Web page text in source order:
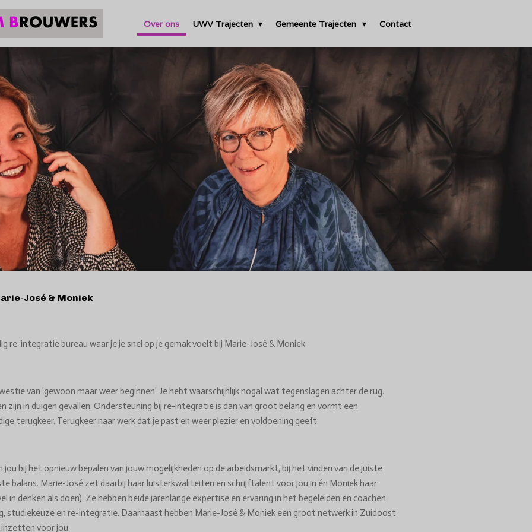
Over ons UWV Trajecten Gemeente Trajecten Contact
José & Moniek
re-integratie bureau waar je je snel op je gemak voelt bij Marie-José & Moniek.
van 'gewoon maar weer beginnen'. Je hebt waarschijnlijknogal wat tegenslagen achter de rug.
zijn in duigen gevallen. Ondersteuning bij re-integratieis dan van groot belang en vormt een
terugkeer. Terugkeer naar werk dat je past en weer plezier en voldoening geeft.
jou bij het opnieuw bepalen van jouw mogelijkheden op de arbeidsmarkt, bij het vinden van de juiste
balans. Marie-José zet daarbij haar luisterkwaliteiten en schrijftalent voor jou in én Moniek haar
in denken als doen). Ze hebben beide jarenlange expertise en ervaring in het begeleiden en coachen
studiekeuze en re-integratie. Daarnaast hebben Marie-José & Moniek een groot netwerk in Zuidoost
inzetten voor jou.